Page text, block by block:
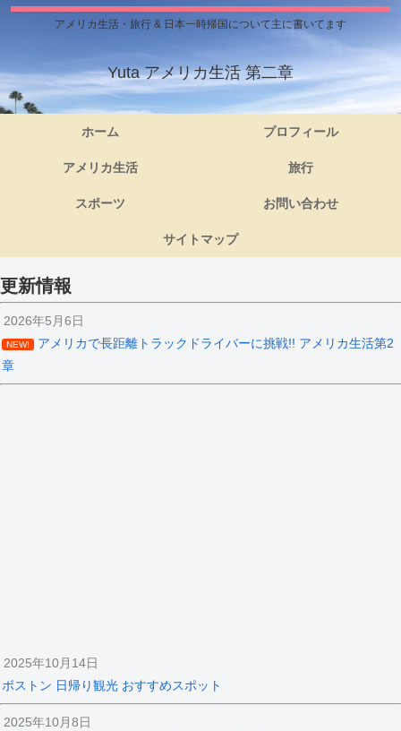
アメリカ生活・旅行 & 日本一時帰国について主に書いてます
Yuta アメリカ生活 第二章
ホーム プロフィール
アメリカ生活 旅行
スポーツ お問い合わせ
サイトマップ
更新情報
2026年5月6日
NEW!
アメリカで長距離トラックドライバーに挑戦!! アメリカ生活第2
章
2025年10月14日
ボストン 日帰り観光 おすすめスポット
2025年10月8日